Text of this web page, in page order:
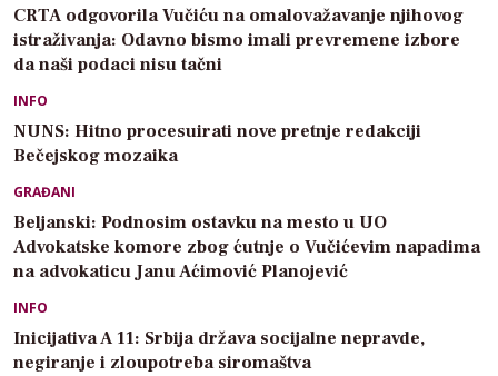
CRTA odgovorila Vučiću na omalovažavanje njihovog
istraživanja: Odavno bismo imali prevremene izbore
da naši podaci nisu tačni
INFO
NUNS: Hitno procesuirati nove pretnje redakciji
Bečejskog mozaika
GRAĐANI
Beljanski: Podnosim ostavku na mesto u UO
Advokatske komore zbog ćutnje o Vučićevim napadima
na advokaticu Janu Aćimović Planojević
INFO
Inicijativa A 11: Srbija država socijalne nepravde,
negiranje i zloupotreba siromaštva